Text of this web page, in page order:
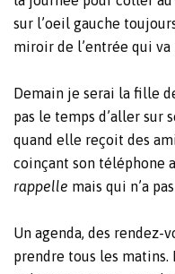
sur l’oeil gauche
miroir de l’entrée qui
Demain je serai la fille
pas le temps d’aller sur
quand elle reçoit des
coinçant son téléphone
rappelle mais qui n’a
Un agenda, des rendez-
prendre tous les matins.